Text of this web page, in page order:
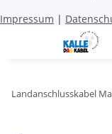
Impressum |
Landanschlusskabel